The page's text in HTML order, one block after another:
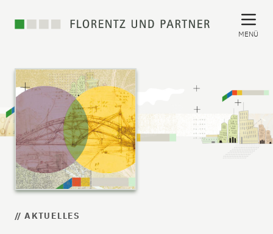
MENÜ
// AKTUELLES